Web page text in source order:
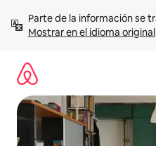
contenidoMostrar en el idioma original